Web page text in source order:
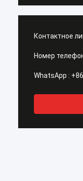
Контактное
Номер
WhatsApp :